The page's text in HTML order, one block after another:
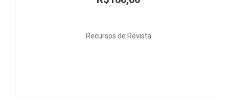
Recursos de Revista